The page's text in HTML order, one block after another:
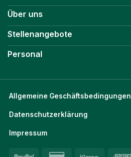
Über uns
Stellenangebote
Personal
Allgemeine Geschäftsbedingungen
Datenschutzerklärung
Impressum
PayPal Credit Klarna